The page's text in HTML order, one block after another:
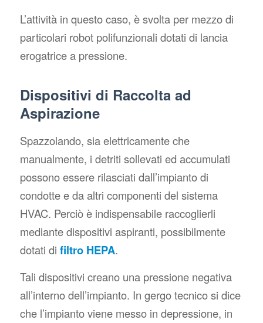
L’attività in questo caso, è svolta per mezzo di
particolari robot polifunzionali dotati di lancia
erogatrice a pressione.
Dispositivi di Raccolta ad
Aspirazione
Spazzolando, sia elettricamente che
manualmente, i detriti sollevati ed accumulati
possono essere rilasciati dall’impianto di
condotte e da altri componenti del sistema
HVAC. Perciò è indispensabile raccoglierli
mediante dispositivi aspiranti, possibilmente
dotati di filtro HEPA.
Tali dispositivi creano una pressione negativa
all’interno dell’impianto. In gergo tecnico si dice
che l’impianto viene messo in depressione, in